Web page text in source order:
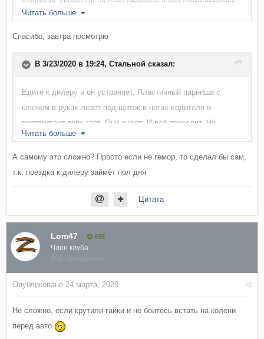
водителя. Подтянул на пару оборотов и все стуки пропали.
Проверь.
Читать больше
Спасибо, завтра посмотрю
В 3/23/2020 в 19:24, Стальной сказал:
Едите к дилеру и он устраняет. Пластичный парниша с
ключом в руках лезет под щиток в ногах водителя и
протягивает пару гает. Они знают. И всё проходит. Не
переживайте.
Читать больше
А самому это сложно? Просто если не гемор, то сделал бы сам,
т.к. поездка к дилеру займёт пол дня
Цитата
Lom47 695
Член клуба
909 сообщений
Опубликовано 24 марта, 2020
Не сложно, если крутили гайки и не боитесь встать на колени
перед авто.